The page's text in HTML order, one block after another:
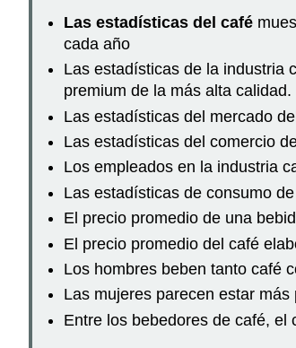
Las estadísticas del café
cada año
Las estadísticas de la industria
premium de la más alta calidad.
Las estadísticas del mercado
Las estadísticas del comercio
Los empleados en la industria
Las estadísticas de consumo
El precio promedio de una
El precio promedio del café
Los hombres beben tanto café
Las mujeres parecen estar
Entre los bebedores de café, el